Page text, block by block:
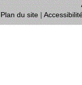
Plan du site|